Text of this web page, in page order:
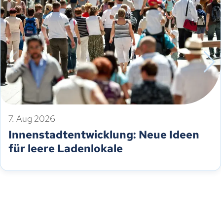
7. Aug 2026
Innenstadtentwicklung: Neue Ideen
für leere Ladenlokale